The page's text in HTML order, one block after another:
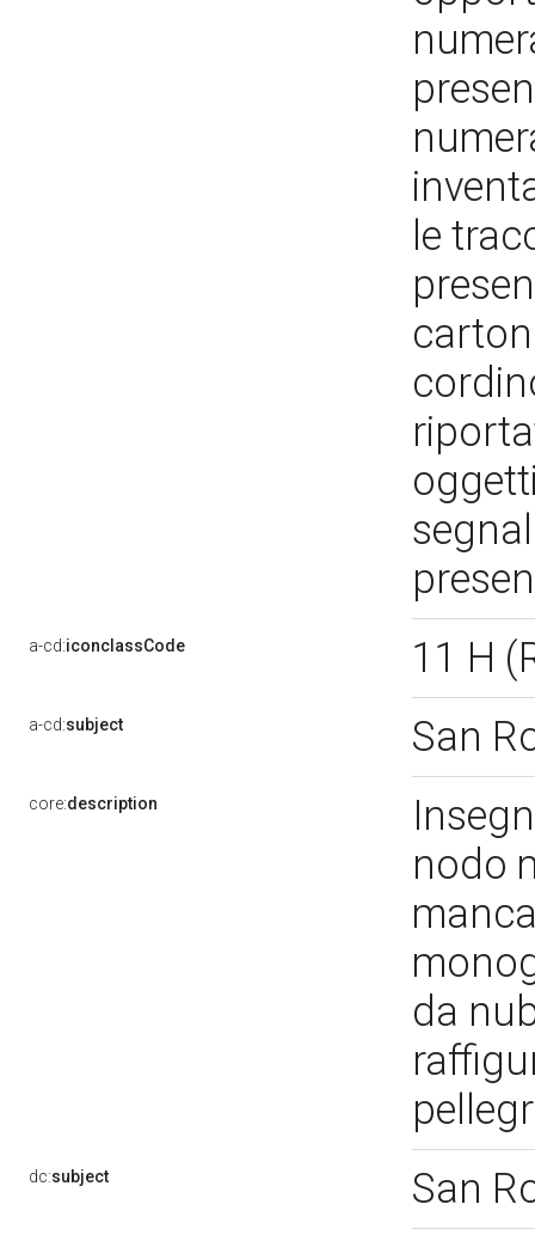
le
a-cd:iconclassCode 11 H
a-cd:subject San
core:description
nodo
da
dc:subject San